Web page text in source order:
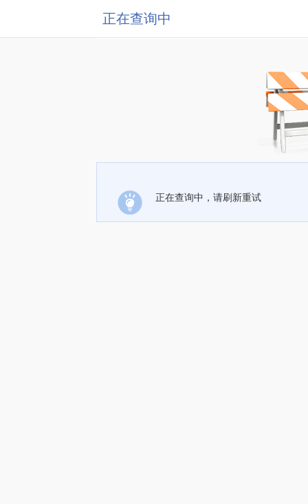
正在查询中
正在查询中，请刷新重试